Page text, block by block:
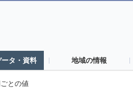
タ・資料 地域の情報
との値